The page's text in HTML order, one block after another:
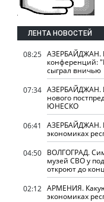
ЛЕНТА НОВОСТЕЙ
08:25 АЗЕРБАЙДЖАН.
конференций:
сыграл вничью
07:34 АЗЕРБАЙДЖАН.
нового
ЮНЕСКО
06:41
АЗЕРБАЙДЖАН.
экономиках
04:50 ВОЛГОГРАД.
музей СВО у
откроют до
02:12 АРМЕНИЯ.
экономиках